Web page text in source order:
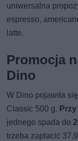
uniwersalna
espresso,
latte.
Promocja
Dino
W Dino pojawiła
Classic 500 g.
jednego spada do
trzeba zapłacić